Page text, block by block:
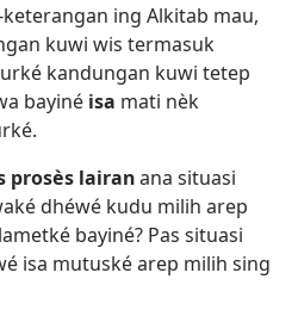
ing Alkitab mau,
kuwi wis termasuk
kandungan kuwi tetep
bayiné isa mati nèk
prosès lairanana situasi
dhéwé kudu milih arep
bayiné? Pas situasi
isa mutuské arep milih sing